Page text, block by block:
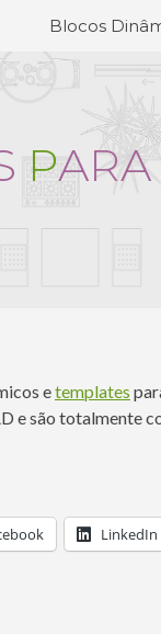
Blocos
PARA
etemplates
e são totalmente
LinkedIn